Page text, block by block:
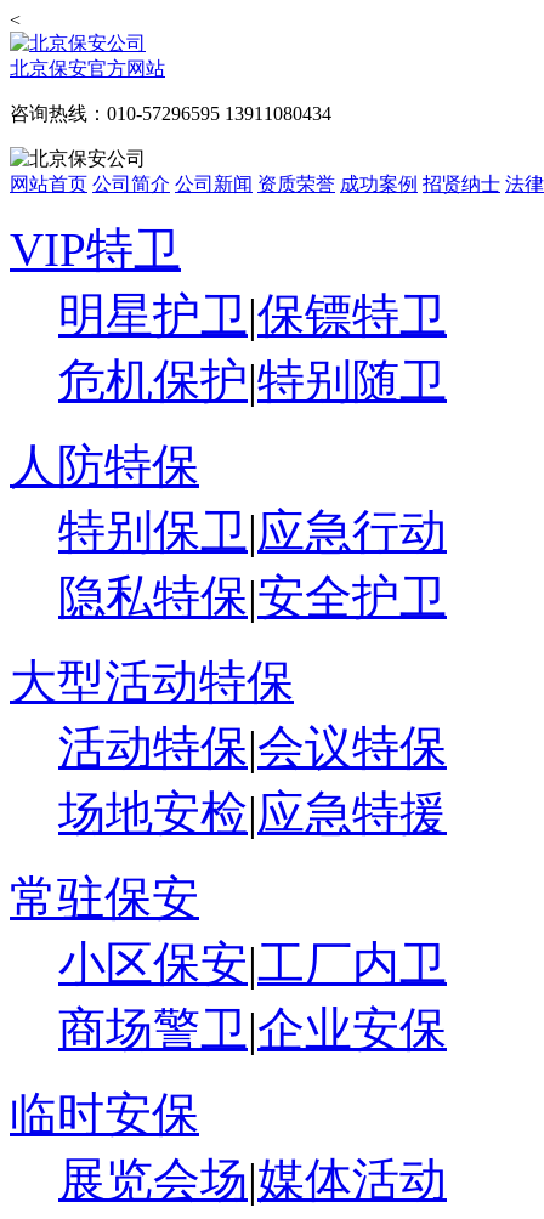
<
北京保安官方网站
咨询热线：010-57296595 13911080434
网站首页 公司简介 公司新闻 资质荣誉 成功案例 招贤纳士 法
VIP特卫
明星护卫 |保镖特卫
危机保护|特别随卫
人防特保
特别保卫 |应急行动
隐私特保|安全护卫
大型活动特保
活动特保|会议特保
场地安检|应急特援
常驻保安
小区保安|工厂内卫
商场警卫 |企业安保
临时安保
展览会场|媒体活动